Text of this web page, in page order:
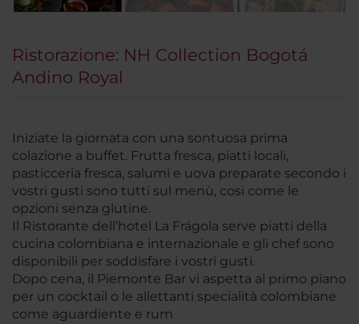
Ristorazione: NH Collection Bogotá
Andino Royal
Iniziate la giornata con una sontuosa prima
colazione a buffet. Frutta fresca, piatti locali,
pasticceria fresca, salumi e uova preparate secondo i
vostri gusti sono tutti sul menù, così come le
opzioni senza glutine.
Il Ristorante dell’hotel La Frágola serve piatti della
cucina colombiana e internazionale e gli chef sono
disponibili per soddisfare i vostri gusti.
Dopo cena, il Piemonte Bar vi aspetta al primo piano
per un cocktail o le allettanti specialità colombiane
come aguardiente e rum